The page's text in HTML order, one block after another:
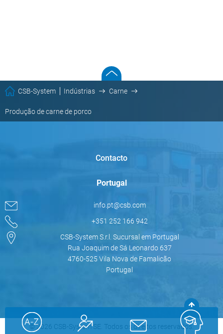
CSB-System Indústrias Carne
Produção de carne de porco
Contacto
Portugal
info.pt@csb.com
+351 252 166 942
CSB-System S.r.l. Sucursal em Portugal
Rua Joaquim de Sá Leonardo 637
4760-525 Vila Nova de Famalicão
Portugal
© 2026 CSB-System SE. Todos os direitos reservados.